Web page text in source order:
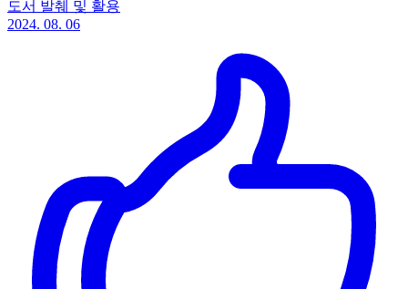
도서 발췌 및 활용
2024. 08. 06